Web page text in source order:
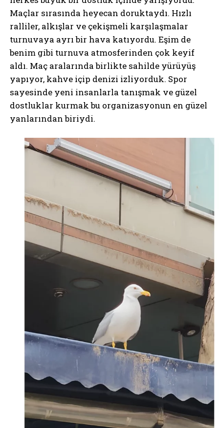
Maçlar sırasında heyecan doruktaydı. Hızlı
ralliler, alkışlar ve çekişmeli karşılaşmalar
turnuvaya ayrı bir hava katıyordu. Eşim de
benim gibi turnuva atmosferinden çok keyif
aldı. Maç aralarında birlikte sahilde yürüyüş
yapıyor, kahve içip denizi izliyorduk. Spor
sayesinde yeni insanlarla tanışmak ve güzel
dostluklar kurmak bu organizasyonun en güzel
yanlarından biriydi.